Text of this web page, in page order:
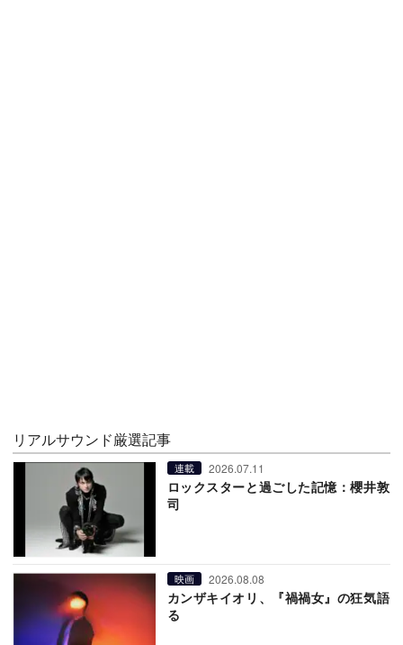
リアルサウンド厳選記事
連載 2026.07.11
ロックスターと過ごした記憶：櫻井敦
司
映画 2026.08.08
カンザキイオリ、『禍禍女』の狂気語
る